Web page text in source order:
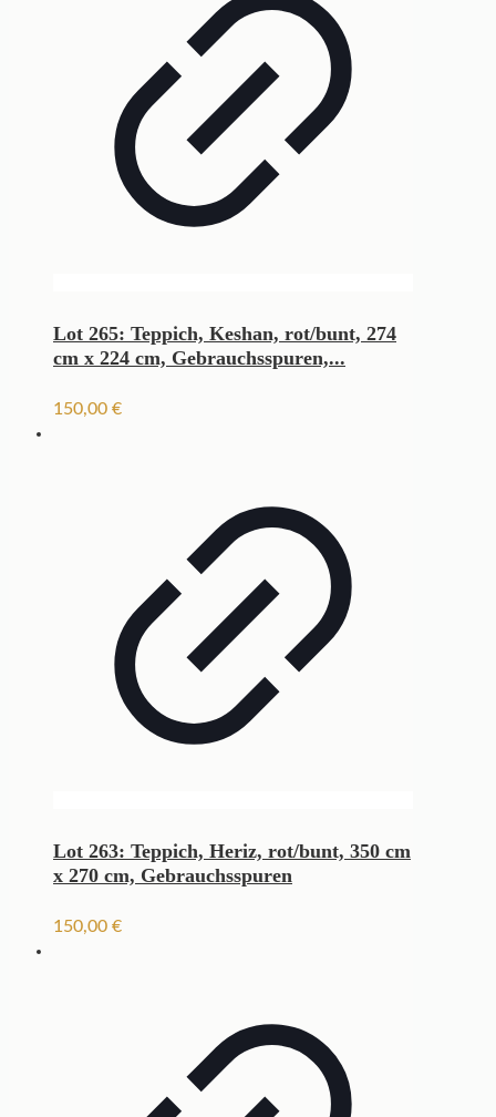
Lot 265: Teppich, Keshan, rot/bunt, 274
cm x 224 cm, Gebrauchsspuren,...
150,00 €
Lot 263: Teppich, Heriz, rot/bunt, 350 cm
x 270 cm, Gebrauchsspuren
150,00 €